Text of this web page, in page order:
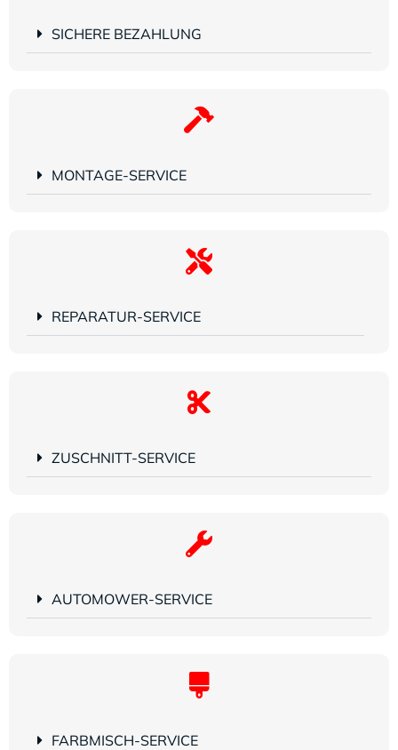
SICHERE BEZAHLUNG
MONTAGE-SERVICE
REPARATUR-SERVICE
ZUSCHNITT-SERVICE
AUTOMOWER-SERVICE
FARBMISCH-SERVICE